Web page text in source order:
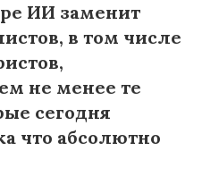
ИИ заменит
в том числе
не менее те
сегодня
что абсолютно